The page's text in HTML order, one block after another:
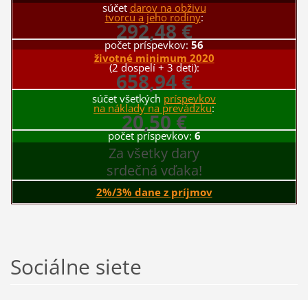
súčet darov na obživu
tvorcu a jeho rodiny:
292,48 €
počet príspevkov: 56
životné minimum 2020
(2 dospelí + 3 deti):
658,94 €
súčet všetkých príspevkov
na náklady na prevádzku:
20,50 €
počet príspevkov: 6
Za všetky dary
srdečná vďaka!
2%/3% dane z príjmov
Sociálne siete